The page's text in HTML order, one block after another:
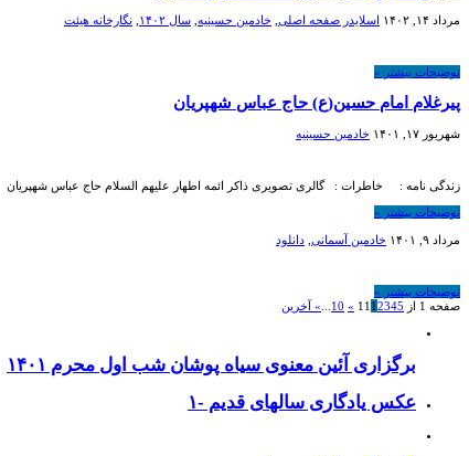
مرداد ۱۴, ۱۴۰۲ اسلایدر صفحه اصلی خادمين حسينيه سال ۱۴۰۲ نگارخانه هیئت
توضیحات بیشتر »
پیرغلام امام حسین(ع) حاج عباس شهپریان
شهریور ۱۷, ۱۴۰۱ خادمين حسينيه
زندگی نامه : خاطرات : گالری تصویری ذاکر ائمه اطهار علیهم السلام حاج عباس شهپریان
توضیحات بیشتر »
مرداد ۹, ۱۴۰۱ خادمین آسمانی دانلود
توضیحات بیشتر »
صفحه 1 از 11
1 2345
»
10 » آخرین
برگزاری آئین معنوی سیاه پوشان شب اول محرم ۱۴۰۱
عکس یادگاری سالهای قدیم -۱